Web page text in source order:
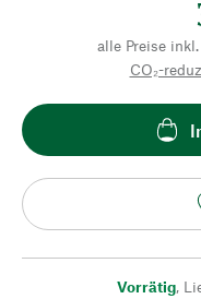
alle Preise
CO₂-
Vorrätig,